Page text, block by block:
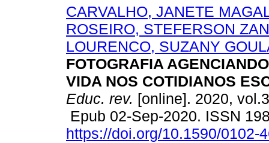
CARVALHO, JANETE
ROSEIRO, STEFERSON
LOURENCO, SUZANY
FOTOGRAFIA
VIDA NOS COTIDIANOS
Educ. rev. [online]. 2020,
Epub 02-Sep-2020. ISSN
https://doi.org/10.1590/0102-